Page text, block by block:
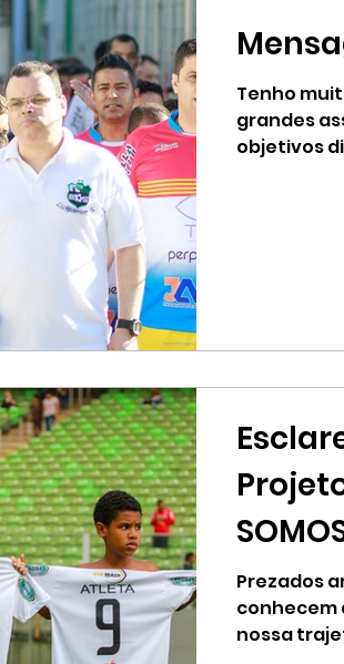
Tenho
grandes
objetivos
Prezados
conhecem
nossa